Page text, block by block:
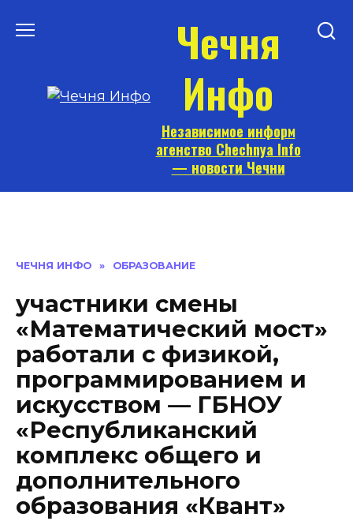
Чечня
Инфо
Независимое информ
агенство Chechnya Info
— новости Чечни
ЧЕЧНЯ ИНФО » ОБРАЗОВАНИЕ
участники смены
«Математический мост»
работали с физикой,
программированием и
искусством — ГБНОУ
«Республиканский
комплекс общего и
дополнительного
образования «Квант»